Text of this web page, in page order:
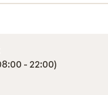
- 22:00)